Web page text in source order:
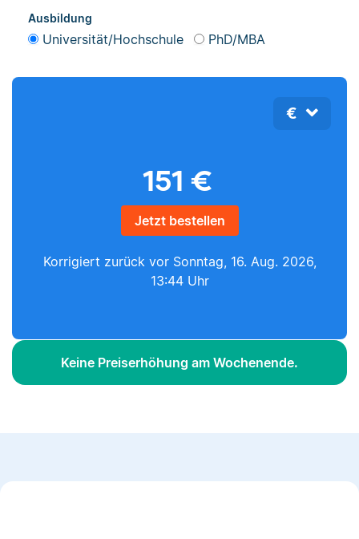
Ausbildung
Universität/Hochschule PhD/MBA
€
151 €
Jetzt bestellen
Korrigiert zurück vor Sonntag, 16. Aug. 2026,
13:44 Uhr
Keine Preiserhöhung am Wochenende.